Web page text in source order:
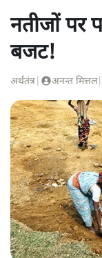
नतीजों पर
बजट!
अर्थतंत्र अनन्त मित्तल|